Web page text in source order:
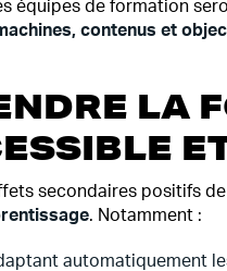
équipes de formation
contenus et
LA
secondaires positifs
. Notamment :
automatiquement